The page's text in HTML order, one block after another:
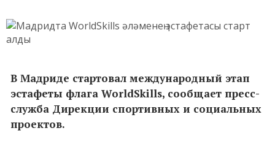
В Мадриде стартовал международный этап
эстафеты флага WorldSkills, сообщает пресс-
служба Дирекции спортивных и социальных
проектов.